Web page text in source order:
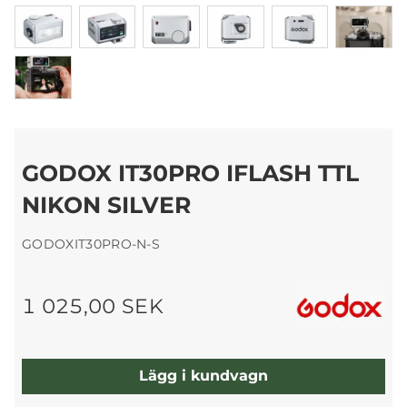
GODOX IT30PRO IFLASH TTL
NIKON SILVER
GODOXIT30PRO-N-S
1 025,00 SEK
Lägg i kundvagn